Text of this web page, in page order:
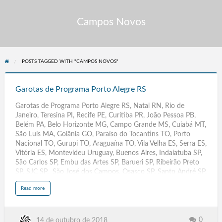
Campos Novos
POSTS TAGGED WITH "CAMPOS NOVOS"
Porto
Alegre
Garotas de Programa Porto Alegre RS
Garotas de Programa Porto Alegre RS, Natal RN, Rio de
Janeiro, Teresina PI, Recife PE, Curitiba PR, João Pessoa PB,
Belém PA, Belo Horizonte MG, Campo Grande MS, Cuiabá MT,
São Luís MA, Goiânia GO, Paraíso do Tocantins TO, Porto
Nacional TO, Gurupi TO, Araguaína TO, Vila Velha ES, Serra ES,
Vitória ES, Montevideu Uruguay, Buenos Aires, Indaiatuba SP,
São Carlos SP, Embu das Artes SP, Barueri SP, Ribeirão Preto
SP, SJC SP, São José dos Campos, Osasco SP, Santo André SP,
SBC SP, São Bernardo do Campo, Campinas SP, Guarulhos SP,
Samambaia DF, Taguatinga DF, Brasília DF, Juazeiro do Norte
Manaus AM, Santana AP, Macapá AP, Maceió AL,
Read morea
t
14 de outubro de 2018 0